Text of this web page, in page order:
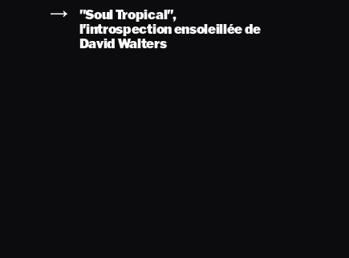
"Soul Tropical",
l'introspection ensoleillée de
David Walters